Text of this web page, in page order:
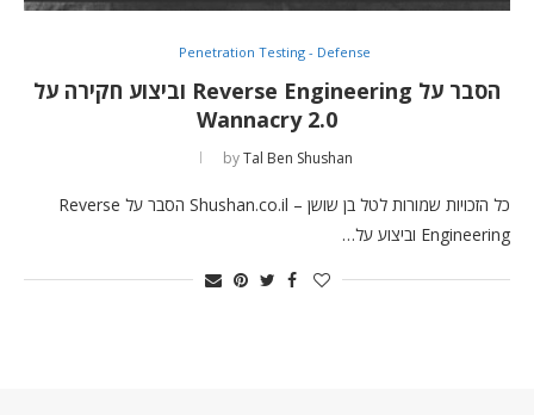
Penetration Testing - Defense
הסבר על Reverse Engineering וביצוע חקירה על
Wannacry 2.0
byTal Ben Shushan
כל הזכויות שמורות לטל בן שושן – Shushan.co.il הסבר על Reverse
Engineering וביצוע על…